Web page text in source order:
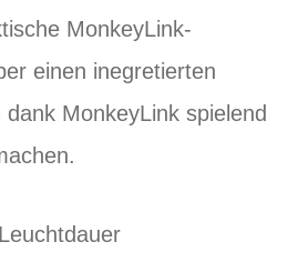
MonkeyLink-
einen inegretierten
MonkeyLink spielend